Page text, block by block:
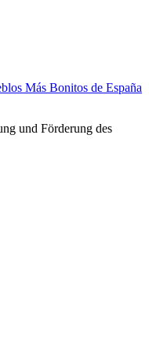
Más Bonitos de España
und Förderung des